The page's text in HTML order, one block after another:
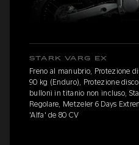
STARK VARG EX
Freno al manubrio, Protezione
90 kg (Enduro), Protezione
bulloni in titanio non incluso,
Regolare, Metzeler 6 Days
'Alfa' de 80 CV